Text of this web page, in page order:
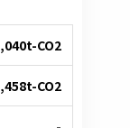
t-CO2
t-CO2